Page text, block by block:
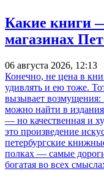
Какие книги
магазинах
06 августа 2026, 12:13
Конечно, не цена в
удивлять и ею тоже.
вызывает возмущения:
можно найти в
— но качественная и
это произведение
петербургские
полках — самые
богатая во всех